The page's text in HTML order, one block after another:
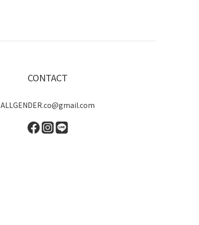
CONTACT
ALLGENDER.co@gmail.com